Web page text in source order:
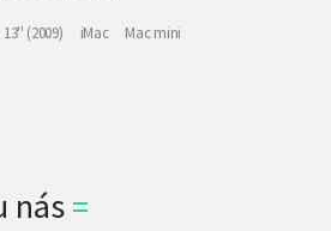
(2009) iMac Mac mini
nás=